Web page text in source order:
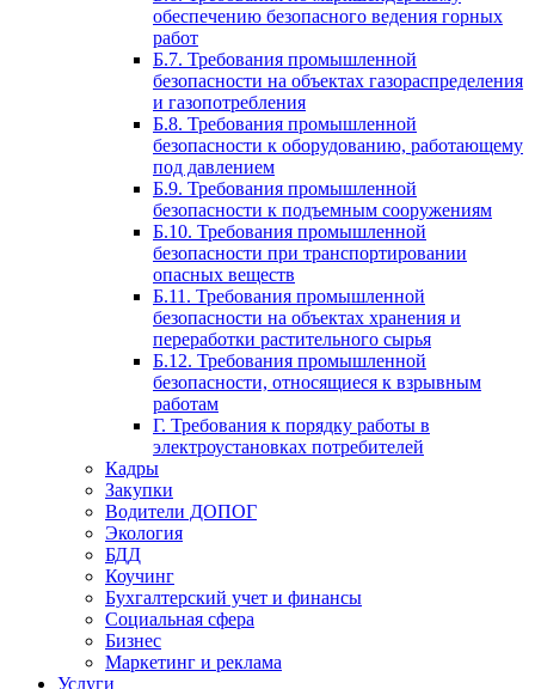
обеспечению безопасного ведения горных
работ
Б.7. Требования промышленной
безопасности на объектах газораспределения
и газопотребления
Б.8. Требования промышленной
безопасности к оборудованию, работающему
под давлением
Б.9. Требования промышленной
безопасности к подъемным сооружениям
Б.10. Требования промышленной
безопасности при транспортировании
опасных веществ
Б.11. Требования промышленной
безопасности на объектах хранения и
переработки растительного сырья
Б.12. Требования промышленной
безопасности, относящиеся к взрывным
работам
Г. Требования к порядку работы в
электроустановках потребителей
Кадры
Закупки
Водители ДОПОГ
Экология
БДД
Коучинг
Бухгалтерский учет и финансы
Социальная сфера
Бизнес
Маркетинг и реклама
Услуги